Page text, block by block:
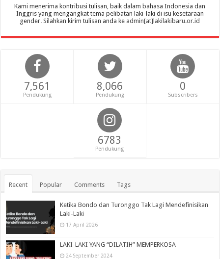
Kami menerima kontribusi tulisan, baik dalam bahasa Indonesia dan
Inggris yang mengangkat tema pelibatan laki-laki di isu kesetaraan
gender. Silahkan kirim tulisan anda ke admin[at]lakilakibaru.or.id
7,561
Pendukung
8,066
Pendukung
0
Subscribers
6783
Pendukung
Recent Popular Comments Tags
Ketika Bondo dan Turonggo Tak Lagi Mendefinisikan
Laki-Laki
17 April 2026
LAKI-LAKI YANG “DILATIH” MEMPERKOSA
24 September 2024